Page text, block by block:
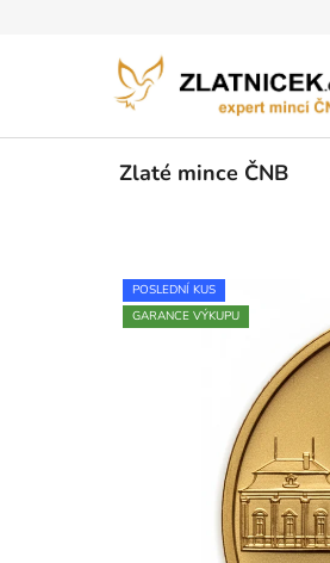
Zlaté mince ČNB
POSLEDNÍ KUS
GARANCE VÝKUPU